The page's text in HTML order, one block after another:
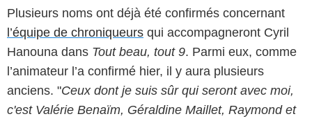
Plusieurs noms ont déjà été confirmés concernant
l’équipe de chroniqueurs qui accompagneront Cyril
Hanouna dans Tout beau, tout 9. Parmi eux, comme
l’animateur l’a confirmé hier, il y aura plusieurs
anciens. "Ceux dont je suis sûr qui seront avec moi,
c'est Valérie Benaïm, Géraldine Maillet, Raymond et